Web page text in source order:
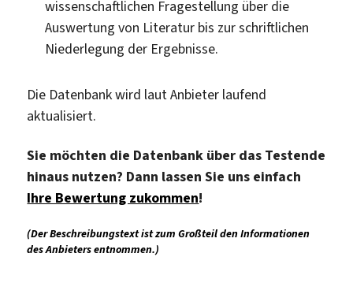
wissenschaftlichen Fragestellung über die
Auswertung von Literatur bis zur schriftlichen
Niederlegung der Ergebnisse.
Die Datenbank wird laut Anbieter laufend
aktualisiert.
Sie möchten die Datenbank über das Testende
hinaus nutzen? Dann lassen Sie uns einfach
Ihre Bewertung zukommen!
(Der Beschreibungstext ist zum Großteil den Informationen
des Anbieters entnommen.)